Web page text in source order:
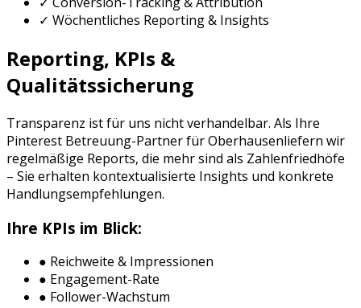
✓ Wöchentliches Reporting & Insights
Reporting, KPIs &
Qualitätssicherung
Transparenz ist für uns nicht verhandelbar. Als Ihre
Pinterest Betreuung-Partner fürOberhausenliefern wir
regelmäßige Reports, die mehr sind als Zahlenfriedhöfe
– Sie erhalten kontextualisierte Insights und konkrete
Handlungsempfehlungen.
Ihre KPIs im Blick:
● Reichweite & Impressionen
● Engagement-Rate
● Follower-Wachstum